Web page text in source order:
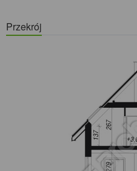
Przekrój